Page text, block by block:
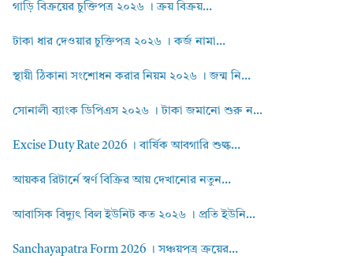
গাড়ি বিক্রয়ের চুক্তিপত্র ২০২৬ । ক্রয় বিক্রয়...
টাকা ধার দেওয়ার চুক্তিপত্র ২০২৬ । কর্জ নামা...
স্থায়ী ঠিকানা সংশোধন করার নিয়ম ২০২৬ । জন্ম নি...
সোনালী ব্যাংক ডিপিএস ২০২৬ । টাকা জমানো শুরু ন...
Excise Duty Rate 2026 । বার্ষিক আবগারি শুল্ক...
আয়কর রিটার্নে স্বর্ণ বিক্রির আয় দেখানোর নতুন...
আবাসিক বিদ্যুৎ বিল ইউনিট কত ২০২৬ । প্রতি ইউনি...
Sanchayapatra Form 2026 । সঞ্চয়পত্র ক্রয়ের...